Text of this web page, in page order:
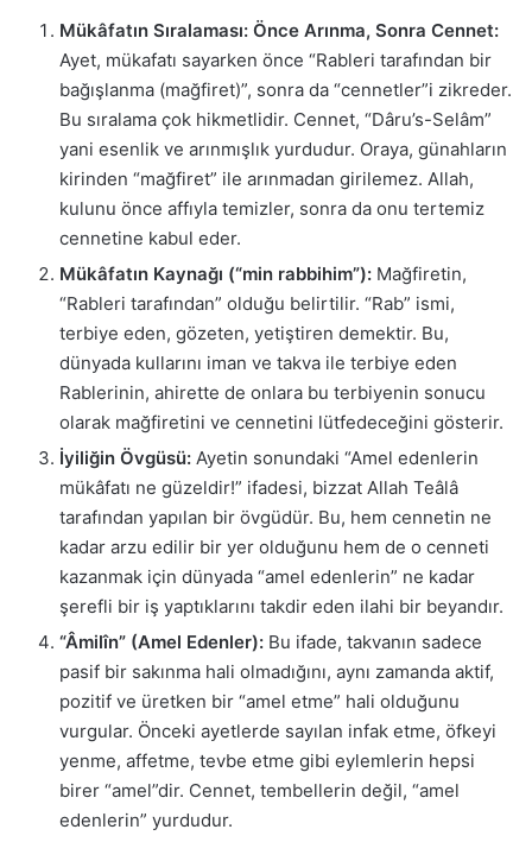
Mükâfatın Sıralaması: Önce Arınma, Sonra Cennet:
Ayet, mükafatı sayarken önce “Rableri tarafından bir
bağışlanma (mağfiret)”, sonra da “cennetler”i zikreder.
Bu sıralama çok hikmetlidir. Cennet, “Dâru’s-Selâm”
yani esenlik ve arınmışlık yurdudur. Oraya, günahların
kirinden “mağfiret” ile arınmadan girilemez. Allah,
kulunu önce affıyla temizler, sonra da onu tertemiz
cennetine kabul eder.
Mükâfatın Kaynağı (“min rabbihim”): Mağfiretin,
“Rableri tarafından” olduğu belirtilir. “Rab” ismi,
terbiye eden, gözeten, yetiştiren demektir. Bu,
dünyada kullarını iman ve takva ile terbiye eden
Rablerinin, ahirette de onlara bu terbiyenin sonucu
olarak mağfiretini ve cennetini lütfedeceğini gösterir.
İyiliğin Övgüsü: Ayetin sonundaki “Amel edenlerin
mükâfatı ne güzeldir!” ifadesi, bizzat Allah Teâlâ
tarafından yapılan bir övgüdür. Bu, hem cennetin ne
kadar arzu edilir bir yer olduğunu hem de o cenneti
kazanmak için dünyada “amel edenlerin” ne kadar
şerefli bir iş yaptıklarını takdir eden ilahi bir beyandır.
“Âmilîn” (Amel Edenler): Bu ifade, takvanın sadece
pasif bir sakınma hali olmadığını, aynı zamanda aktif,
pozitif ve üretken bir “amel etme” hali olduğunu
vurgular. Önceki ayetlerde sayılan infak etme, öfkeyi
yenme, affetme, tevbe etme gibi eylemlerin hepsi
birer “amel”dir. Cennet, tembellerin değil, “amel
edenlerin” yurdudur.